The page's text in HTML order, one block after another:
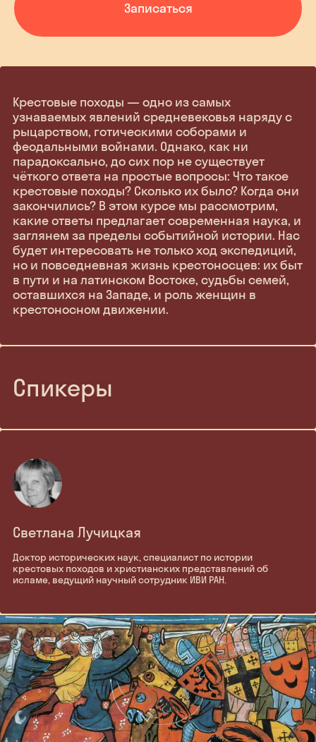
Записаться
Крестовые походы — одно из самых
узнаваемых явлений средневековья наряду с
рыцарством, готическими соборами и
феодальными войнами. Однако, как ни
парадоксально, до сих пор не существует
чёткого ответа на простые вопросы: Что такое
крестовые походы? Сколько их было? Когда они
закончились? В этом курсе мы рассмотрим,
какие ответы предлагает современная наука, и
заглянем за пределы событийной истории. Нас
будет интересовать не только ход экспедиций,
но и повседневная жизнь крестоносцев: их быт
в пути и на латинском Востоке, судьбы семей,
оставшихся на Западе, и роль женщин в
крестоносном движении.
Спикеры
Светлана Лучицкая
Доктор исторических наук, специалист по истории
крестовых походов и христианских представлений об
исламе, ведущий научный сотрудник ИВИ РАН.